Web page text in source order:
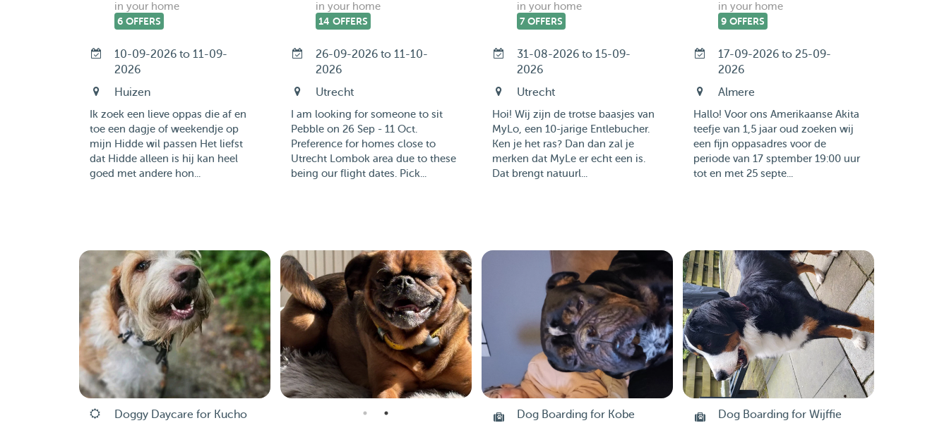
in your home
6 OFFERS
10-09-2026 to 11-09-
2026
Huizen
Ik zoek een lieve oppas die af en
toe een dagje of weekendje op
mijn Hidde wil passen Het liefst
dat Hidde alleen is hij kan heel
goed met andere hon...
in your home
14 OFFERS
26-09-2026 to 11-10-
2026
Utrecht
I am looking for someone to sit
Pebble on 26 Sep - 11 Oct.
Preference for homes close to
Utrecht Lombok area due to these
being our flight dates. Pick...
in your home
7 OFFERS
31-08-2026 to 15-09-
2026
Utrecht
Hoi! Wij zijn de trotse baasjes van
MyLo, een 10-jarige Entlebucher.
Ken je het ras? Dan dan zal je
merken dat MyLe er echt een is.
Dat brengt natuurl...
in your home
9 OFFERS
17-09-2026 to 25-09-
2026
Almere
Hallo! Voor ons Amerikaanse Akita
teefje van 1,5 jaar oud zoeken wij
een fijn oppasadres voor de
periode van 17 sptember 19:00 uur
tot en met 25 septe...
Doggy Daycare for Kucho Dog Boarding for Kobe Dog Boarding for Wijffie